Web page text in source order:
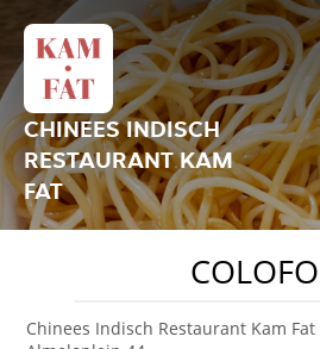
CHINEES INDISCH
RESTAURANT KAM
FAT
Chinees Indisch Restaurant Kam Fat